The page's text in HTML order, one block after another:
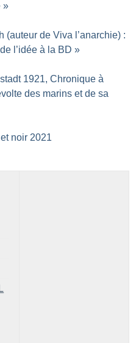
»
(auteur de Viva l’anarchie) :
l’idée à la BD »
1921, Chronique à
des marins et de sa
noir 2021